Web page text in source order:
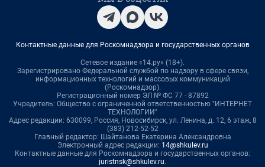
Контактные данные для Роскомнадзора и государственных органов
Сетевое издание «14.ру» (18+).
Зарегистрировано Федеральной службой по надзору в сфере связи,
информационных технологий и массовых коммуникаций
(Роскомнадзор).
Регистрационный номер ЭЛ № ФС 77 - 87892
Учредитель: Общество с ограниченной ответственностью "ИНТЕРНЕТ
ТЕХНОЛОГИИ"
Адрес редакции: 630099, Россия, Новосибирск, ул. Ленина, д. 12, 6 этаж, 8
(383) 212-52-52
Главный редактор: Шайтанова Екатерина Александровна
Электронный адрес редакции: 14@shkulev.ru
Контактные данные для Роскомнадзора и государственных органов:
juristnsk@shkulev.ru.